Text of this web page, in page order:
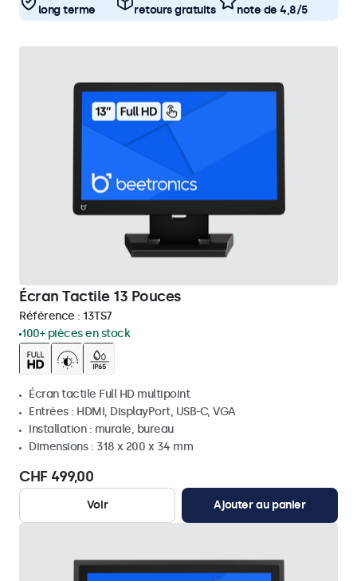
long terme
retours gratuits
note de 4,8/5
Écran Tactile 13 Pouces
Référence : 13TS7
100+ pièces en stock
Écran tactile Full HD multipoint
Entrées : HDMI, DisplayPort, USB-C, VGA
Installation : murale, bureau
Dimensions : 318 x 200 x 34 mm
CHF 499,00
Voir Ajouter au panier